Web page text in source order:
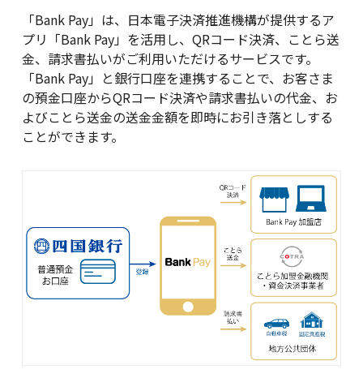
お手続き・お問い合わせ
金利・手数料・為替
口座開設
ローン
金融商品仲介(投資信託等)
「Bank Pay」は、日本電子決済推進機構が提供するア
プリ「Bank Pay」を活用し、QRコード決済、ことら送
金、請求書払いがご利用いただけるサービスです。
「Bank Pay」と銀行口座を連携することで、お客さま
の預金口座からQRコード決済や請求書払いの代金、お
よびことら送金の送金金額を即時にお引き落としする
ことができます。